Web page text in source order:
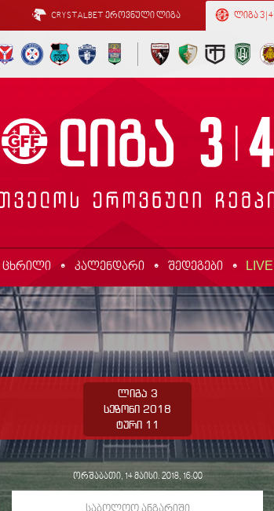
CRYSTALBET ეროვნული ლიგა ლიგა 3 | 4
ცხრილი კალენდარი შედეგები LIVE
ლიგა 3
სეზონი 2018
ტური 11
ორშაბათი, 14 მაისი. 2018, 16:00